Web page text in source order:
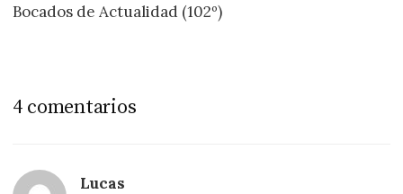
Bocados de Actualidad (102º)
4 comentarios
Lucas